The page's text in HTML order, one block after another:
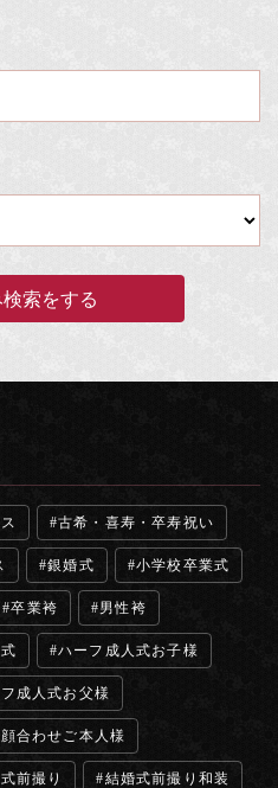
古希・喜寿・卒寿祝い
銀婚式 小学校卒業式
卒業袴 男性袴
ハーフ成人式お子様
成人式お父様
合わせご本人様
前撮り 結婚式前撮り和装